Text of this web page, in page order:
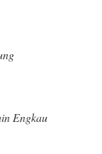
Engkau